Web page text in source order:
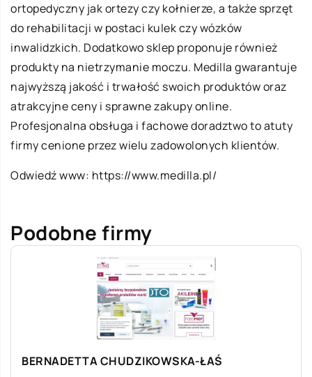
ortopedyczny jak ortezy czy kołnierze, a także sprzęt
do rehabilitacji w postaci kulek czy wózków
inwalidzkich. Dodatkowo sklep proponuje również
produkty na nietrzymanie moczu. Medilla gwarantuje
najwyższą jakość i trwałość swoich produktów oraz
atrakcyjne ceny i sprawne zakupy online.
Profesjonalna obsługa i fachowe doradztwo to atuty
firmy cenione przez wielu zadowolonych klientów.
Odwiedź www: https://www.medilla.pl/
Podobne firmy
BERNADETTA CHUDZIKOWSKA-ŁAŚ